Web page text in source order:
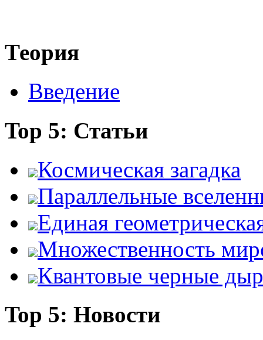
Теория
Введение
Top 5: Статьи
Космическая загадка
Параллельные
Единая
Множественность
Квантовые черные
Top 5: Новости